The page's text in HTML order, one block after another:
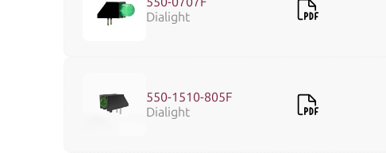
Dialight
550-1510-805F
Dialight